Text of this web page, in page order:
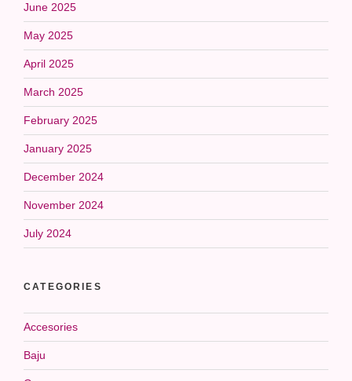
June 2025
May 2025
April 2025
March 2025
February 2025
January 2025
December 2024
November 2024
July 2024
CATEGORIES
Accesories
Baju